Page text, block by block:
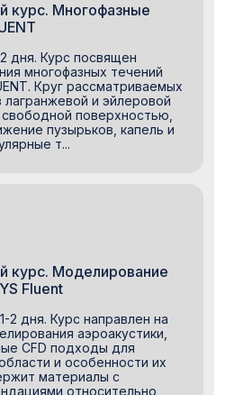
курс. Многофазные
дня. Курс посвящен
многофазных течений
Круг рассматриваемых
и эйлеровой
поверхностью,
пузырьков, капель и
т...
курс. Моделирование
Fluent
дня. Курс направлен на
аэроакустики,
CFD подходы для
и особенности их
материалы с
относительно